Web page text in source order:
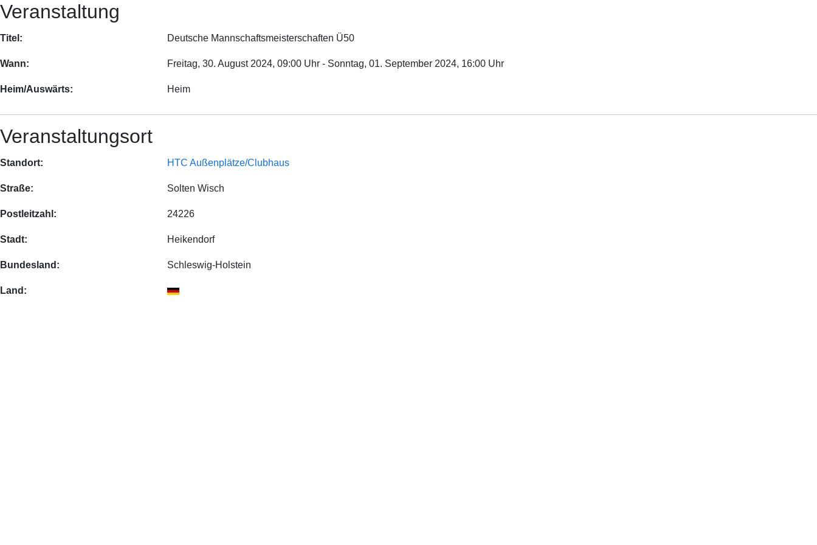
Veranstaltung
Titel: Deutsche Mannschaftsmeisterschaften Ü50
Wann: Freitag, 30. August 2024, 09:00 Uhr - Sonntag, 01. September 2024, 16:00 Uhr
Heim/Auswärts: Heim
Veranstaltungsort
Standort: HTC Außenplätze/Clubhaus
Straße: Solten Wisch
Postleitzahl: 24226
Stadt: Heikendorf
Bundesland: Schleswig-Holstein
Land: